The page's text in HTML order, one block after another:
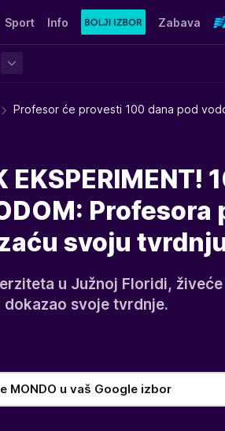
Sport Info Zabava
Profesor će provesti 100 dana pod
EKSPERIMENT!
svoju
u Južnoj Floridi,
svoje tvrdnje.
MONDO u vaš Google izbor